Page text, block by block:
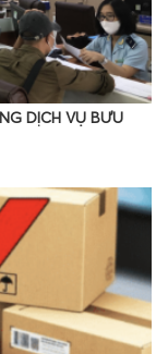
DỊCH VỤ BƯU